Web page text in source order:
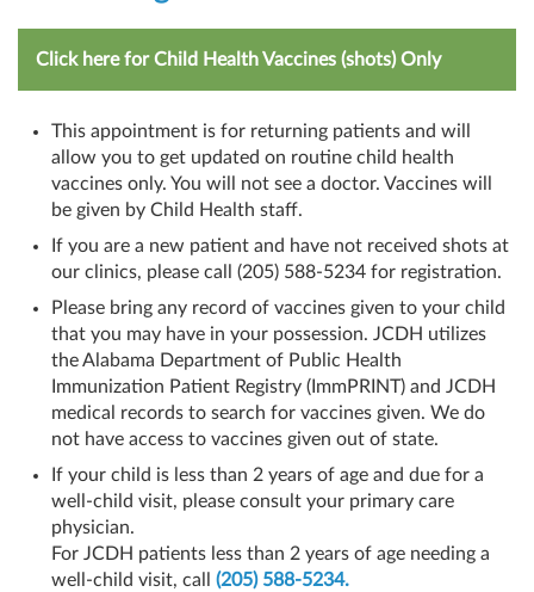
Click here for Child Health Vaccines (shots) Only
This appointment is for returning patients and will
allow you to get updated on routine child health
vaccines only. You will not see a doctor. Vaccines will
be given by Child Health staff.
If you are a new patient and have not received shots at
our clinics, please call (205) 588-5234 for registration.
Please bring any record of vaccines given to your child
that you may have in your possession. JCDH utilizes
the Alabama Department of Public Health
Immunization Patient Registry (ImmPRINT) and JCDH
medical records to search for vaccines given. We do
not have access to vaccines given out of state.
If your child is less than 2 years of age and due for a
well-child visit, please consult your primary care
physician.
For JCDH patients less than 2 years of age needing a
well-child visit, call (205) 588-5234.